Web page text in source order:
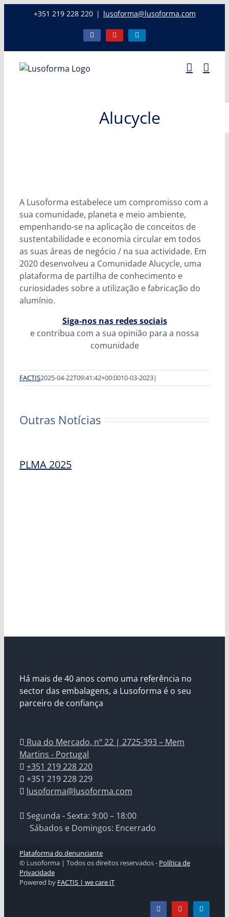
+351 219 228 220 | lusoforma@lusoforma.com
FacebookYouTubeLinkedIn
Alucycle
A Lusoforma estabelece um compromisso com a
sua comunidade, planeta e meio ambiente,
empenhando-se na aplicação de conceitos de
sustentabilidade e economia circular em todos
as suas áreas de negócio / na sua actividade. Em
2020 desenvolveu a Comunidade Alucycle, uma
plataforma de partilha de conhecimento e
curiosidades sobre a utilização e fabricação do
alumínio.
Siga-nos nas redes sociais
e contribua com a sua opinião para a nossa
comunidade
FACTIS2025-04-22T09:41:42+00:0010-03-2023|
Outras Notícias
PLMA 2025
Há mais de 40 anos como uma referência no
sector das embalagens, a Lusoforma é o seu
parceiro de confiança
Rua do Mercado, nº 22 | 2725-393 – Mem
Martins - Portugal
+351 219 228 220
+351 219 228 229
lusoforma@lusoforma.com
Segunda - Sexta: 9:00 – 18:00
Sábados e Domingos: Encerrado
Plataforma do denunciante
© Lusoforma | Todos os direitos reservados - Política de
Privacidade
Powered by FACTIS | we care iT